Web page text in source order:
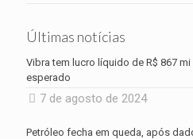
Últimas notícias
Vibra tem lucro líquido de R$ 867
esperado
7 de agosto de 2024
Petróleo fecha em queda, após